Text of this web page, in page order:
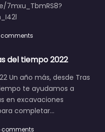
7mxu_TbmRS8?
comments
del tiempo 2022
Un año más, desde Tras
te ayudamos a
en excavaciones
completar…
comments